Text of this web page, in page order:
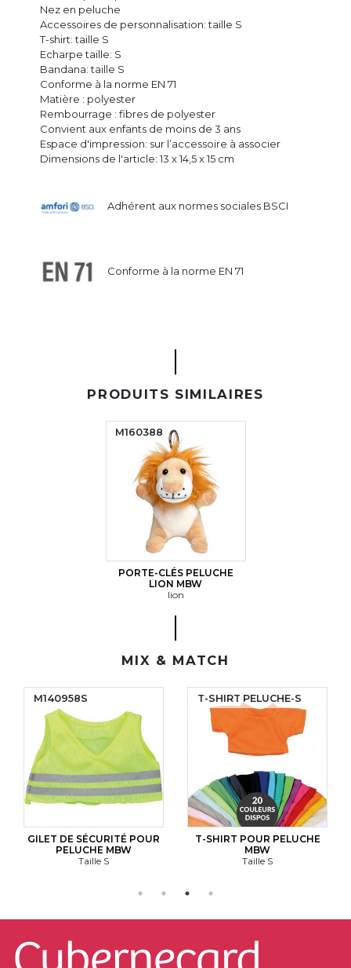
Nez en peluche
Accessoires de personnalisation: taille S
T-shirt: taille S
Echarpe taille: S
Bandana: taille S
Conforme à la norme EN 71
Matière : polyester
Rembourrage : fibres de polyester
Convient aux enfants de moins de 3 ans
Espace d'impression: sur l’accessoire à associer
Dimensions de l'article: 13 x 14,5 x 15 cm
Adhérent aux normes sociales BSCI
Conforme à la norme EN 71
PRODUITS SIMILAIRES
PORTE-CLÉS PELUCHE
LION MBW
lion
M160388
MIX & MATCH
GILET DE SÉCURITÉ POUR
PELUCHE MBW
Taille S
M140958S
T-SHIRT POUR PELUCHE
MBW
Taille S
T-SHIRT PELUCHE-S